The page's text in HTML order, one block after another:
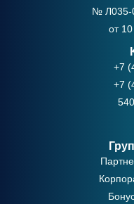
№ Л035-
от
+7
+7